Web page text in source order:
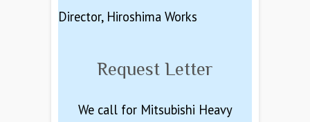
Director, Hiroshima Works
Request Letter
We call for Mitsubishi Heavy